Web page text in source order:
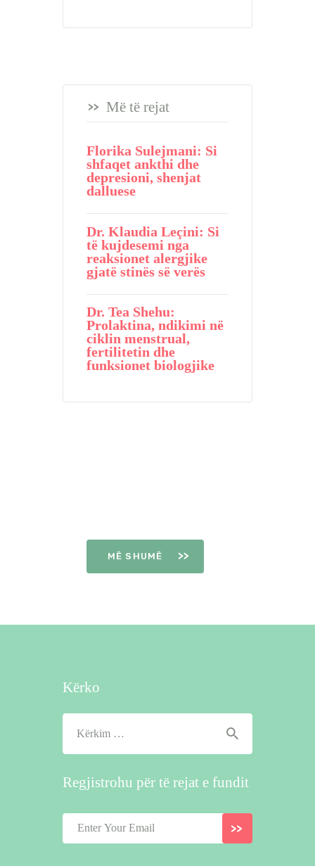
Më të rejat
Florika Sulejmani: Si
shfaqet ankthi dhe
depresioni, shenjat
dalluese
Dr. Klaudia Leçini: Si
të kujdesemi nga
reaksionet alergjike
gjatë stinës së verës
Dr. Tea Shehu:
Prolaktina, ndikimi në
ciklin menstrual,
fertilitetin dhe
funksionet biologjike
MË SHUMË
Kërko
për:
Regjistrohu për të rejat e fundit